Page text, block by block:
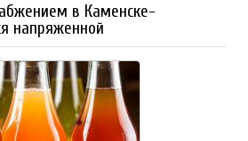
в Каменске-
напряженной